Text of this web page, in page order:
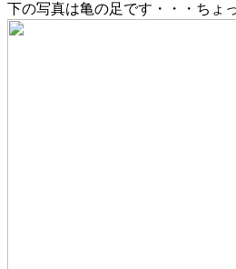
下の写真は亀の足です・・・ちょ